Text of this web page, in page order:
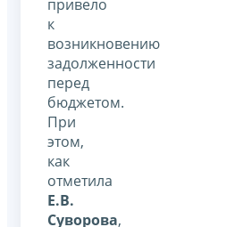
привело
к
возникновению
задолженности
перед
бюджетом.
При
этом,
как
отметила
Е.В.
Суворова,